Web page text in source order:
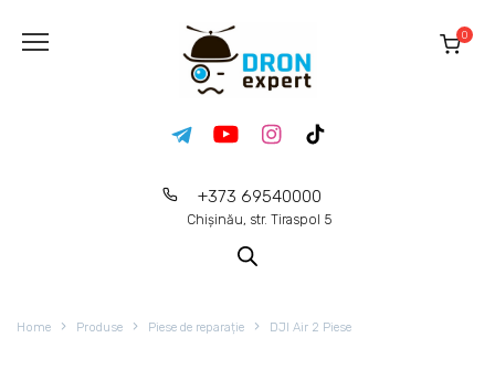
+373 69540000
Chișinău, str. Tiraspol 5
0
Home Produse Piese de reparație DJI Air 2 Piese